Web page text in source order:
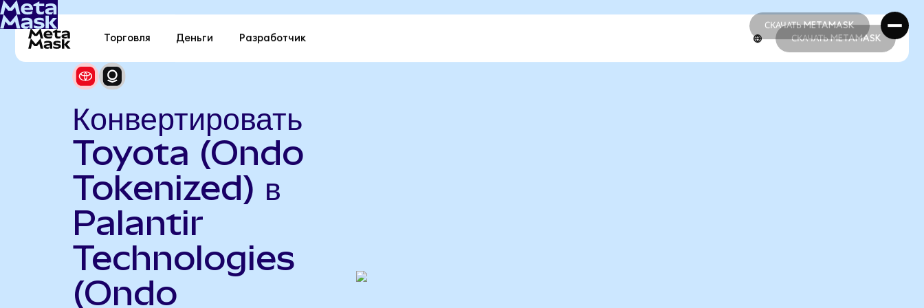
СКАЧАТЬ METAMASK
СКАЧАТЬ METAMASK
Торговля Деньги Разработчик СКАЧАТЬ METAMASK
Конвертировать
Toyota (Ondo
Tokenized) в
Palantir
Technologies
(Ondo